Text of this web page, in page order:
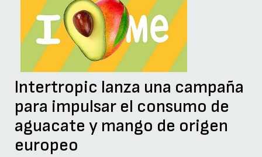
Intertropic lanza una campaña
para impulsar el consumo de
aguacate y mango de origen
europeo